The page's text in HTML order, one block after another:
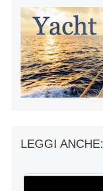
LEGGI ANCHE: